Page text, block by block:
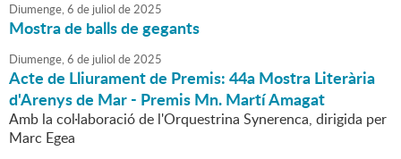
Diumenge,6 de juliol de2025
Mostra de balls de gegants
Diumenge,6 de juliol de2025
Acte de Lliurament de Premis: 44a Mostra Literària
d'Arenys de Mar - Premis Mn. Martí Amagat
Amb la col·laboració de l'Orquestrina Synerenca, dirigida per
Marc Egea